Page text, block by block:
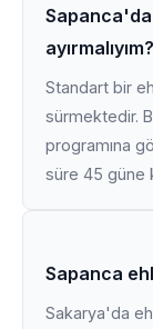
ayırmalıyım?
Standart bir
sürmektedir.
programına
süre 45 güne
Sapanca
Sakarya'da